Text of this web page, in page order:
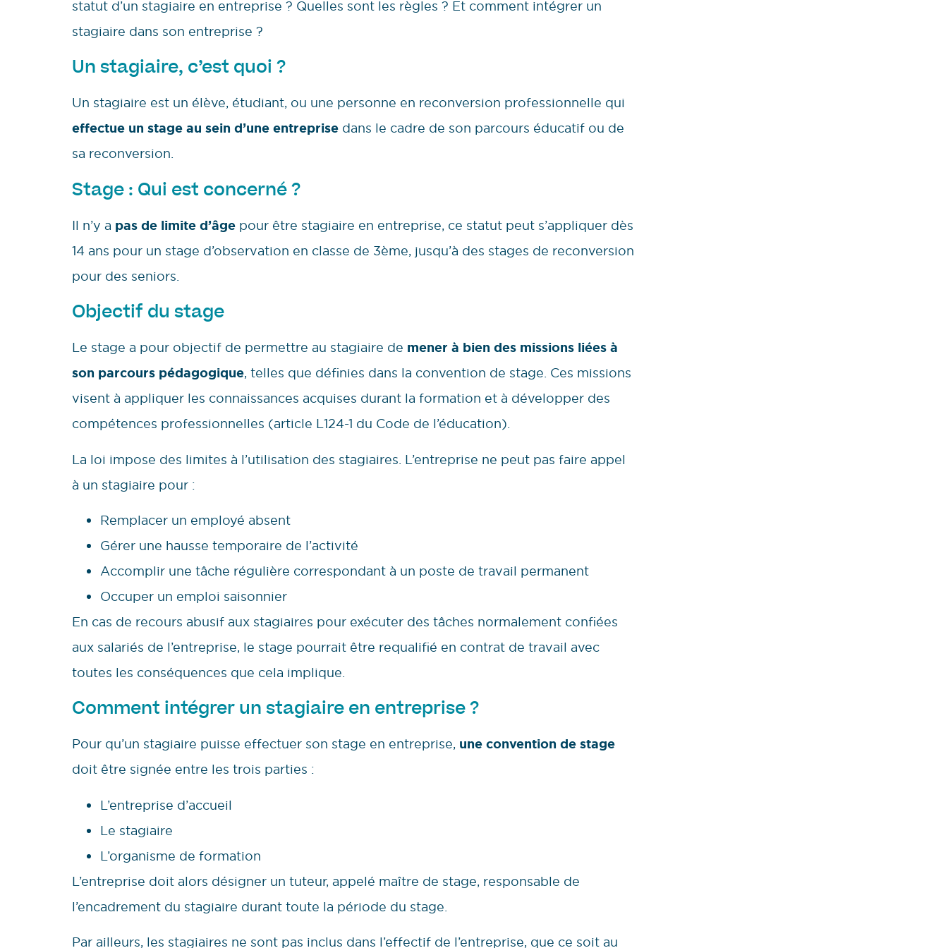
statut d’un stagiaire en entreprise ? Quelles sont les règles ? Et comment intégrer un
stagiaire dans son entreprise ?
Un stagiaire, c’est quoi ?
Un stagiaire est un élève, étudiant, ou une personne en reconversion professionnelle qui
effectue un stage au sein d’une entreprise dans le cadre de son parcours éducatif ou de
sa reconversion.
Stage : Qui est concerné ?
Il n’y a pas de limite d’âge pour être stagiaire en entreprise, ce statut peut s’appliquer dès
14 ans pour un stage d’observation en classe de 3ème, jusqu’à des stages de reconversion
pour des seniors.
Objectif du stage
Le stage a pour objectif de permettre au stagiaire de mener à bien des missions liées à
son parcours pédagogique, telles que définies dans la convention de stage. Ces missions
visent à appliquer les connaissances acquises durant la formation et à développer des
compétences professionnelles (article L124-1 du Code de l’éducation).
La loi impose des limites à l’utilisation des stagiaires. L’entreprise ne peut pas faire appel
à un stagiaire pour :
Remplacer un employé absent
Gérer une hausse temporaire de l’activité
Accomplir une tâche régulière correspondant à un poste de travail permanent
Occuper un emploi saisonnier
En cas de recours abusif aux stagiaires pour exécuter des tâches normalement confiées
aux salariés de l’entreprise, le stage pourrait être requalifié en contrat de travail avec
toutes les conséquences que cela implique.
Comment intégrer un stagiaire en entreprise ?
Pour qu’un stagiaire puisse effectuer son stage en entreprise, une convention de stage
doit être signée entre les trois parties :
L’entreprise d’accueil
Le stagiaire
L’organisme de formation
L’entreprise doit alors désigner un tuteur, appelé maître de stage, responsable de
l’encadrement du stagiaire durant toute la période du stage.
Par ailleurs, les stagiaires ne sont pas inclus dans l’effectif de l’entreprise, que ce soit au